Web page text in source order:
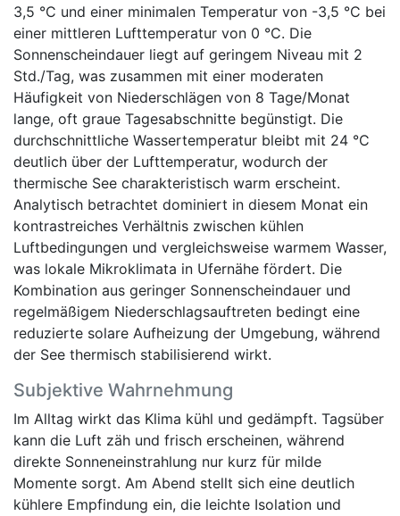
3,5 °C und einer minimalen Temperatur von -3,5 °C bei
einer mittleren Lufttemperatur von 0 °C. Die
Sonnenscheindauer liegt auf geringem Niveau mit 2
Std./Tag, was zusammen mit einer moderaten
Häufigkeit von Niederschlägen von 8 Tage/Monat
lange, oft graue Tagesabschnitte begünstigt. Die
durchschnittliche Wassertemperatur bleibt mit 24 °C
deutlich über der Lufttemperatur, wodurch der
thermische See charakteristisch warm erscheint.
Analytisch betrachtet dominiert in diesem Monat ein
kontrastreiches Verhältnis zwischen kühlen
Luftbedingungen und vergleichsweise warmem Wasser,
was lokale Mikroklimata in Ufernähe fördert. Die
Kombination aus geringer Sonnenscheindauer und
regelmäßigem Niederschlagsauftreten bedingt eine
reduzierte solare Aufheizung der Umgebung, während
der See thermisch stabilisierend wirkt.
Subjektive Wahrnehmung
Im Alltag wirkt das Klima kühl und gedämpft. Tagsüber
kann die Luft zäh und frisch erscheinen, während
direkte Sonneneinstrahlung nur kurz für milde
Momente sorgt. Am Abend stellt sich eine deutlich
kühlere Empfindung ein, die leichte Isolation und